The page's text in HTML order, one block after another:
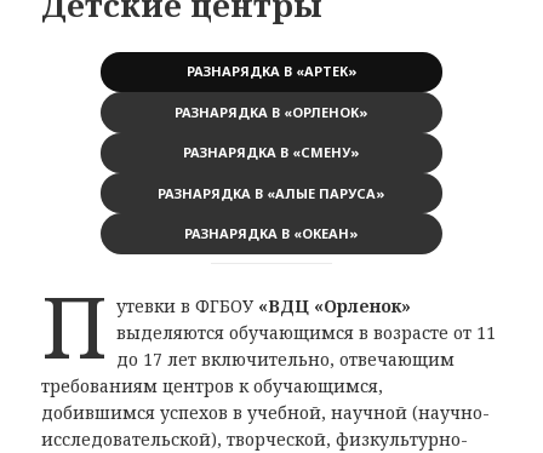
РАЗНАРЯДКА В «АРТЕК»
РАЗНАРЯДКА В «ОРЛЕНОК»
РАЗНАРЯДКА В «СМЕНУ»
РАЗНАРЯДКА В «АЛЫЕ ПАРУСА»
РАЗНАРЯДКА В «ОКЕАН»
П утевки в ФГБОУ «ВДЦ «Орленок»
выделяются обучающимся в возрасте от 11
до 17 лет включительно, отвечающим
требованиям центров к обучающимся,
добившимся успехов в учебной, научной (научно-
исследовательской), творческой, физкультурно-